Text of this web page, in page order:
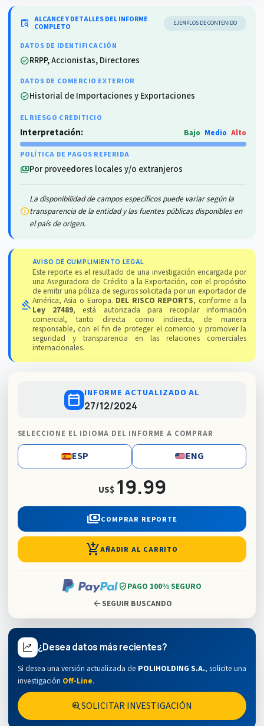
content_paste_search ALCANCE Y DETALLES DEL INFORME
COMPLETO EJEMPLOS DE CONTENIDO
DATOS DE IDENTIFICACIÓN
check_circleRRPP, Accionistas, Directores
DATOS DE COMERCIO EXTERIOR
check_circleHistorial de Importaciones y Exportaciones
EL RIESGO CREDITICIO
Interpretación: Bajo Medio Alto
POLÍTICA DE PAGOS REFERIDA
paymentsPor proveedores locales y/o extranjeros
info
La disponibilidad de campos específicos puede variar según la
transparencia de la entidad y las fuentes públicas disponibles en
el país de origen.
gavel
AVISO DE CUMPLIMIENTO LEGAL
Este reporte es el resultado de una investigación encargada por
una Aseguradora de Crédito a la Exportación, con el propósito
de emitir una póliza de seguros solicitada por un exportador de
América, Asia o Europa. DEL RISCO REPORTS, conforme a la
Ley 27489, está autorizada para recopilar información
comercial, tanto directa como indirecta, de manera
responsable, con el fin de proteger el comercio y promover la
seguridad y transparencia en las relaciones comerciales
internacionales.
calendar_today INFORME ACTUALIZADO AL
27/12/2024
SELECCIONE EL IDIOMA DEL INFORME A COMPRAR
ESP ENG
US$ 19.99
paymentsCOMPRAR REPORTE
add_shopping_cartAÑADIR AL CARRITO
verified_userPAGO 100% SEGURO
arrow_back SEGUIR BUSCANDO
¿Desea datos más recientes?
Si desea una versión actualizada de POLIHOLDING S.A., solicite una
investigación Off-Line.
search_insightsSOLICITAR INVESTIGACIÓN